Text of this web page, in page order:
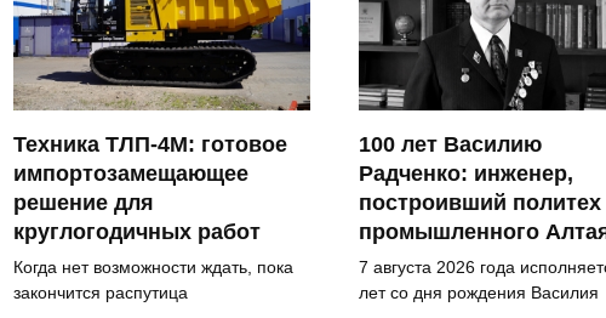
Техника ТЛП-4М: готовое
импортозамещающее
решение для
круглогодичных работ
Когда нет возможности ждать, пока
закончится распутица
100 лет Василию
Радченко: инженер,
построивший
промышленного
7 августа 2026 года
лет со дня рождения Василия